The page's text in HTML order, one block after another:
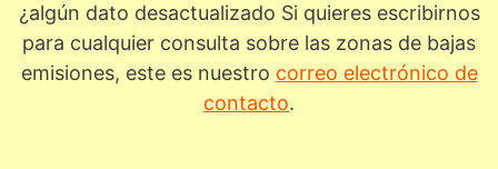
¿algún dato desactualizado Si quieres escribirnos
para cualquier consulta sobre las zonas de bajas
emisiones, este es nuestro correo electrónico de
contacto.